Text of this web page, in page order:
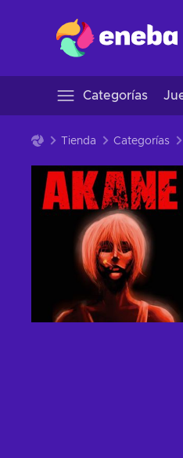
Categorías
Tienda Categorías